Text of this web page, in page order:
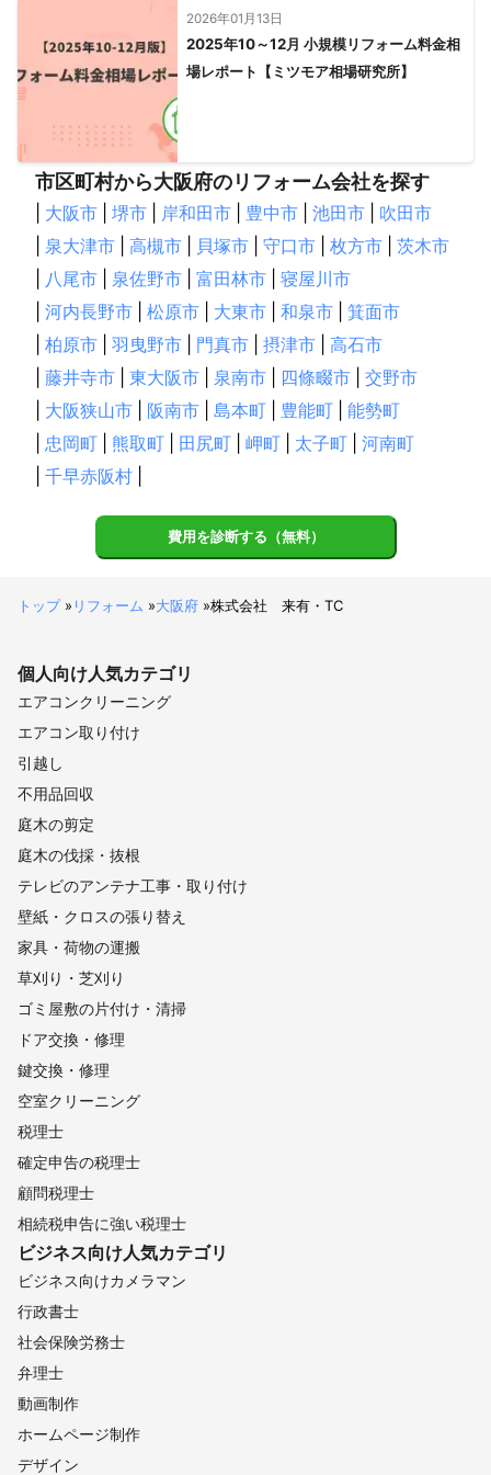
2026年01月13日
2025年10～12月 小規模リフォーム料金相
場レポート【ミツモア相場研究所】
市区町村から大阪府のリフォーム会社を探す
大阪市 堺市 岸和田市 豊中市 池田市
吹田市
泉大津市 高槻市 貝塚市 守口市 枚方市
茨木市
八尾市 泉佐野市 富田林市
寝屋川市
河内長野市 松原市 大東市 和泉市
箕面市
柏原市 羽曳野市 門真市 摂津市
高石市
藤井寺市 東大阪市 泉南市 四條畷市
交野市
大阪狭山市 阪南市 島本町 豊能町
能勢町
忠岡町 熊取町 田尻町 岬町 太子町
河南町
千早赤阪村
費用を診断する（無料）
トップ» リフォーム »大阪府 »株式会社 来有・TC
個人向け人気カテゴリ
エアコンクリーニング
エアコン取り付け
引越し
不用品回収
庭木の剪定
庭木の伐採・抜根
テレビのアンテナ工事・取り付け
壁紙・クロスの張り替え
家具・荷物の運搬
草刈り・芝刈り
ゴミ屋敷の片付け・清掃
ドア交換・修理
鍵交換・修理
空室クリーニング
税理士
確定申告の税理士
顧問税理士
相続税申告に強い税理士
ビジネス向け人気カテゴリ
ビジネス向けカメラマン
行政書士
社会保険労務士
弁理士
動画制作
ホームページ制作
デザイン